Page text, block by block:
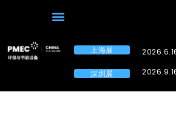
上海展
深圳展